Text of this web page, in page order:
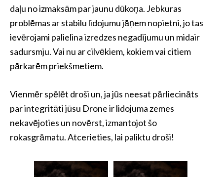
daļu no izmaksām par jaunu dūkoņa. Jebkuras
problēmas ar stabilu lidojumu jāņem nopietni, jo tas
ievērojami palielina izredzes negadījumu un midair
sadursmju. Vai nu ar cilvēkiem, kokiem vai citiem
pārkarēm priekšmetiem.
Vienmēr spēlēt droši un, ja jūs neesat pārliecināts
par integritāti jūsu Drone ir lidojuma zemes
nekavējoties un novērst, izmantojot šo
rokasgrāmatu. Atcerieties, lai paliktu droši!